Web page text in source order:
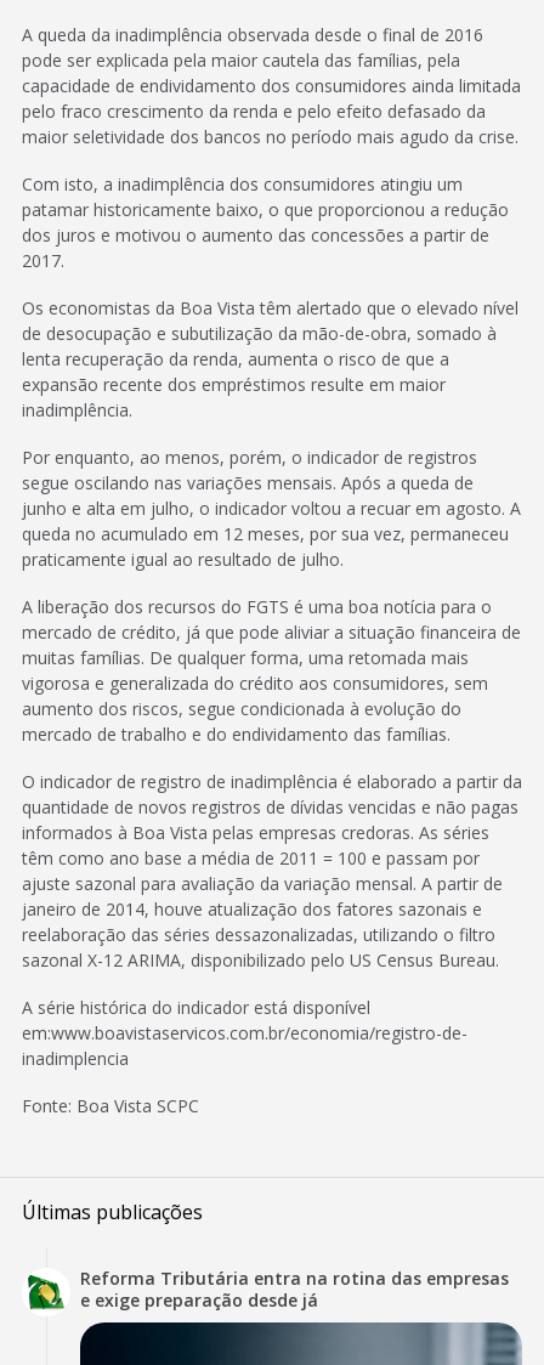
A queda da inadimplência observada desde o final de 2016
pode ser explicada pela maior cautela das famílias, pela
capacidade de endividamento dos consumidores ainda limitada
pelo fraco crescimento da renda e pelo efeito defasado da
maior seletividade dos bancos no período mais agudo da crise.
Com isto, a inadimplência dos consumidores atingiu um
patamar historicamente baixo, o que proporcionou a redução
dos juros e motivou o aumento das concessões a partir de
2017.
Os economistas da Boa Vista têm alertado que o elevado nível
de desocupação e subutilização da mão-de-obra, somado à
lenta recuperação da renda, aumenta o risco de que a
expansão recente dos empréstimos resulte em maior
inadimplência.
Por enquanto, ao menos, porém, o indicador de registros
segue oscilando nas variações mensais. Após a queda de
junho e alta em julho, o indicador voltou a recuar em agosto. A
queda no acumulado em 12 meses, por sua vez, permaneceu
praticamente igual ao resultado de julho.
A liberação dos recursos do FGTS é uma boa notícia para o
mercado de crédito, já que pode aliviar a situação financeira de
muitas famílias. De qualquer forma, uma retomada mais
vigorosa e generalizada do crédito aos consumidores, sem
aumento dos riscos, segue condicionada à evolução do
mercado de trabalho e do endividamento das famílias.
O indicador de registro de inadimplência é elaborado a partir da
quantidade de novos registros de dívidas vencidas e não pagas
informados à Boa Vista pelas empresas credoras. As séries
têm como ano base a média de 2011 = 100 e passam por
ajuste sazonal para avaliação da variação mensal. A partir de
janeiro de 2014, houve atualização dos fatores sazonais e
reelaboração das séries dessazonalizadas, utilizando o filtro
sazonal X-12 ARIMA, disponibilizado pelo US Census Bureau.
A série histórica do indicador está disponível
em:www.boavistaservicos.com.br/economia/registro-de-
inadimplencia
Fonte: Boa Vista SCPC
Últimas publicações
Reforma Tributária entra na rotina das empresas
e exige preparação desde já